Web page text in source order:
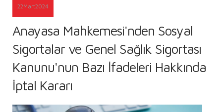
22Mart2024
Anayasa Mahkemesi'nden Sosyal
Sigortalar ve Genel Sağlık Sigortası
Kanunu'nun Bazı İfadeleri Hakkında
İptal Kararı